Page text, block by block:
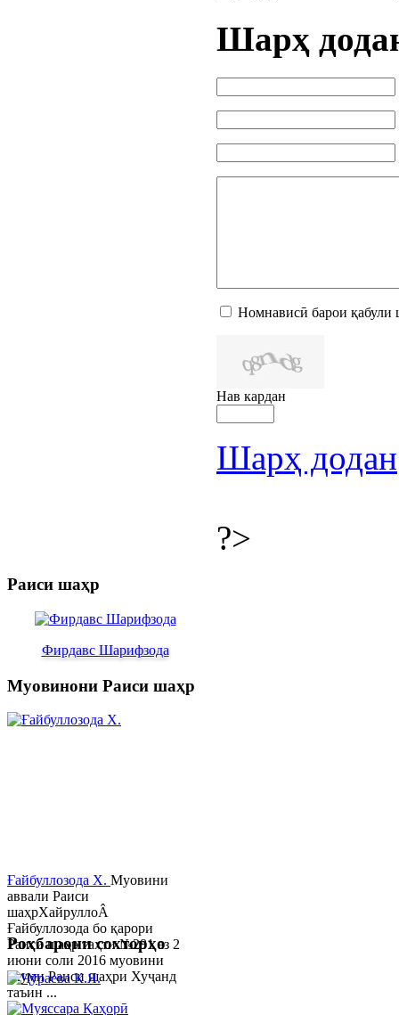
Шарҳ
Номнависӣ барои қабули
Нав кардан
Шарҳ додан
?>
Раиси шаҳр
Фирдавс Шарифзода
Муовинони Раиси шаҳр
Ғайбуллозода Х. Муовини
аввали Раиси
шаҳрХайруллоÂ
Ғайбуллозода бо қарори
Раиси шаҳр таҳти №281 аз 2
июни соли 2016 муовини
якуми Раиси шаҳри Хуҷанд
таъин ...
Роҳбарони сохторҳо